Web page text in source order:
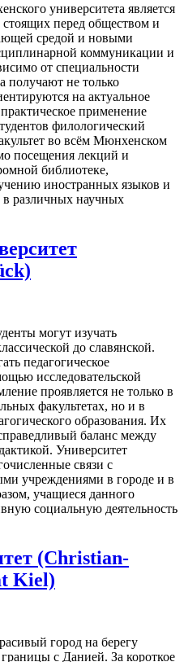
университета является
перед обществом и
средой и новыми
коммуникации и
от специальности
получают не только
на актуальное
применение
филологический
во всём Мюнхенском
посещения лекций и
библиотеке,
иностранных языков и
в различных научных
могут изучать
до славянской.
педагогическое
исследовательской
проявляется не только в
факультетах, но и в
образования. Их
баланс между
Университет
связи с
учреждениями в городе и в
учащиеся данного
социальную деятельность
(Christian-
Kiel)
город на берегу
с Данией. За короткое